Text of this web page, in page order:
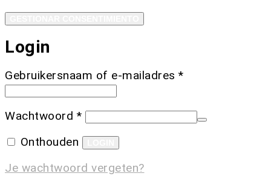
Login
Gebruikersnaam of e-mailadres *
Wachtwoord *
Onthouden
Je wachtwoord vergeten?